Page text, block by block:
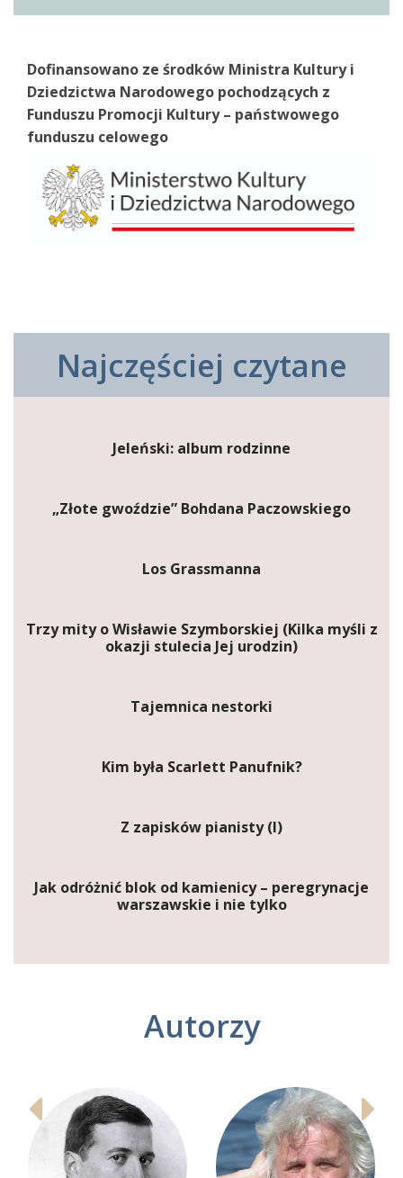
Dofinansowano ze środków Ministra Kultury i
Dziedzictwa Narodowego pochodzących z
Funduszu Promocji Kultury – państwowego
funduszu celowego
Najczęściej czytane
Jeleński: album rodzinne
„Złote gwoździe” Bohdana Paczowskiego
Los Grassmanna
Trzy mity o Wisławie Szymborskiej (Kilka myśli z
okazji stulecia Jej urodzin)
Tajemnica nestorki
Kim była Scarlett Panufnik?
Z zapisków pianisty (I)
Jak odróżnić blok od kamienicy – peregrynacje
warszawskie i nie tylko
Autorzy